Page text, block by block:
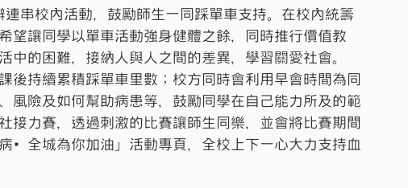
串校內活動，鼓勵師生一同踩單車支持。在校內統籌
望讓同學以單車活動強身健體之餘，同時推行價值教
中的困難，接納人與人之間的差異，學習關愛社會。
後持續累積踩單車里數；校方同時會利用早會時間為同
風險及如何幫助病患等，鼓勵同學在自己能力所及的範
接力賽，透過刺激的比賽讓師生同樂，並會將比賽期間
•全城為你加油」活動專頁，全校上下一心大力支持血